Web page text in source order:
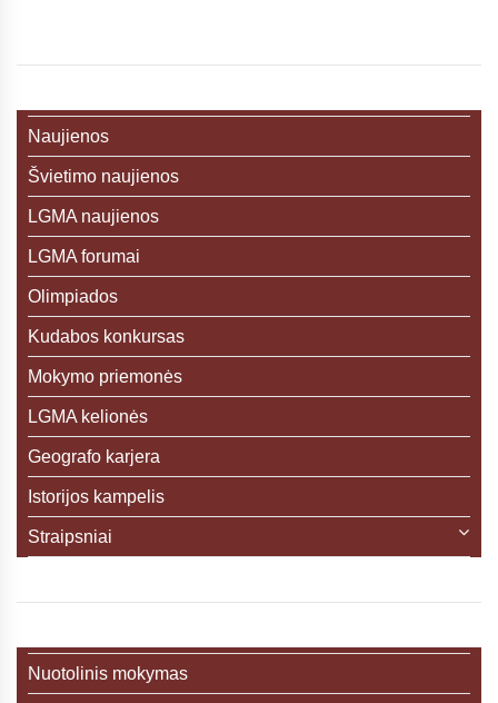
Naujienos
Švietimo naujienos
LGMA naujienos
LGMA forumai
Olimpiados
Kudabos konkursas
Mokymo priemonės
LGMA kelionės
Geografo karjera
Istorijos kampelis
Straipsniai
Nuotolinis mokymas